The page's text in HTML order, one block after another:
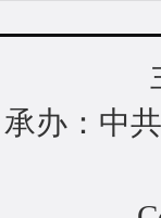
承办：中